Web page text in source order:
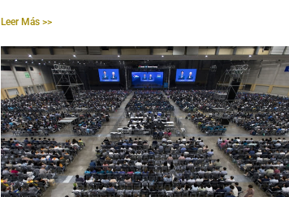
Leer Más >>